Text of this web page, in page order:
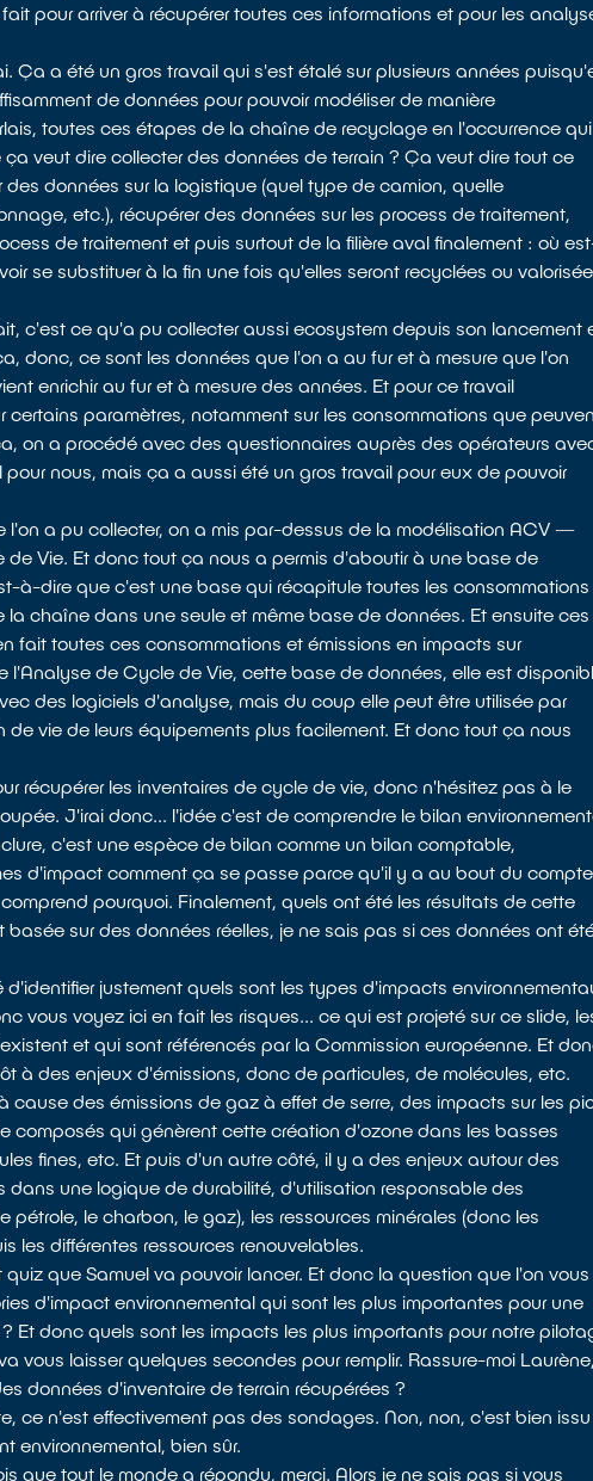
pour arriver à récupérer toutes ces informations et pour les
Ça a été un gros travail qui s'est étalé sur plusieurs années
de données pour pouvoir modéliser de manière
toutes ces étapes de la chaîne de recyclage en l'occurrence qui
veut dire collecter des données de terrain ? Ça veut dire tout ce
données sur la logistique (quel type de camion, quelle
etc.), récupérer des données sur les process de traitement,
de traitement et puis surtout de la filière aval finalement : où
se substituer à la fin une fois qu'elles seront recyclées ou
c'est ce qu'a pu collecter aussi ecosystem depuis son lancement
donc, ce sont les données que l'on a au fur et à mesure que l'on
enrichir au fur et à mesure des années. Et pour ce travail
certains paramètres, notamment sur les consommations que
on a procédé avec des questionnaires auprès des opérateurs
nous, mais ça a aussi été un gros travail pour eux de pouvoir
l'on a pu collecter, on a mis par-dessus de la modélisation ACV —
Vie. Et donc tout ça nous a permis d'aboutir à une base de
à-dire que c'est une base qui récapitule toutes les consommations
chaîne dans une seule et même base de données. Et ensuite ces
fait toutes ces consommations et émissions en impacts sur
l'Analyse de Cycle de Vie, cette base de données, elle est
des logiciels d'analyse, mais du coup elle peut être utilisée par
vie de leurs équipements plus facilement. Et donc tout ça nous
récupérer les inventaires de cycle de vie, donc n'hésitez pas à le
J'irai donc... l'idée c'est de comprendre le bilan
c'est une espèce de bilan comme un bilan comptable,
d'impact comment ça se passe parce qu'il y a au bout du
pourquoi. Finalement, quels ont été les résultats de cette
sur des données réelles, je ne sais pas si ces données ont
d'identifier justement quels sont les types d'impacts
vous voyez ici en fait les risques... ce qui est projeté sur ce slide,
et qui sont référencés par la Commission européenne. Et
à des enjeux d'émissions, donc de particules, de molécules, etc.
des émissions de gaz à effet de serre, des impacts sur les
composés qui génèrent cette création d'ozone dans les basses
fines, etc. Et puis d'un autre côté, il y a des enjeux autour des
une logique de durabilité, d'utilisation responsable des
pétrole, le charbon, le gaz), les ressources minérales (donc les
les différentes ressources renouvelables.
que Samuel va pouvoir lancer. Et donc la question que l'on vous
d'impact environnemental qui sont les plus importantes pour une
Et donc quels sont les impacts les plus importants pour notre
vous laisser quelques secondes pour remplir. Rassure-moi Laurène,
données d'inventaire de terrain récupérées ?
ce n'est effectivement pas des sondages. Non, non, c'est bien issu
environnemental, bien sûr.
que tout le monde a répondu, merci. Alors je ne sais pas si vous